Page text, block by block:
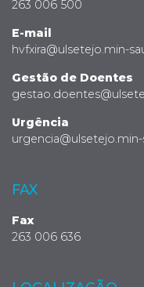
263 006 500
E-mail
hvfxira@ulsetejo.min-
Gestão de Doentes
Urgência
FAX
Fax
263 006 636